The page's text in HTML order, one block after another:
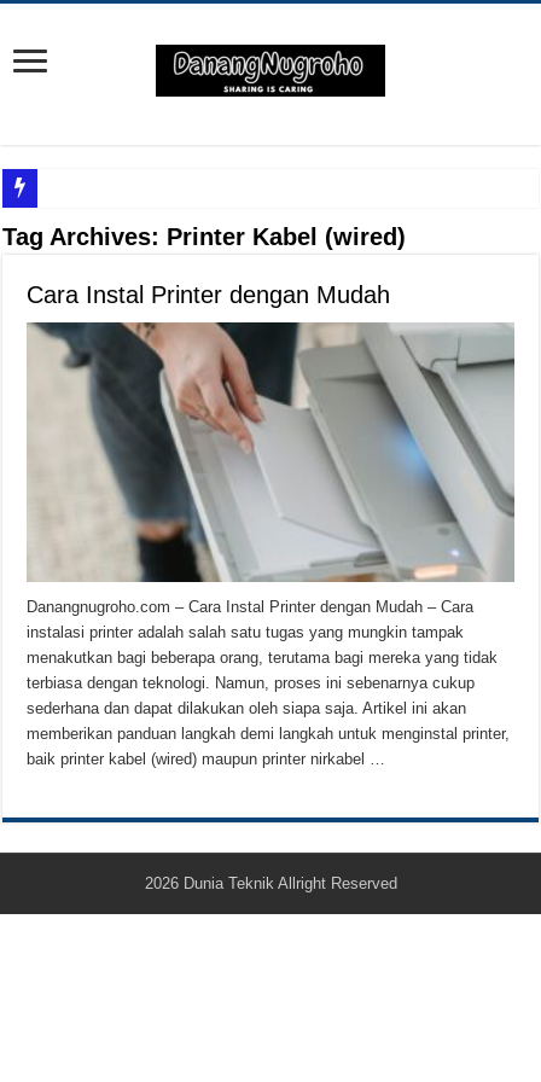
Yuk Cari Tahu Cara Memanfaatkan Teknologi Waze
Tips Memperbaiki Elektronik Speaker Sound yang Bunyi Kemresek
Penyebab Rem Susah Digerakin dan Cara Mengatasinya
Tutorial Memasang Kabel Listrik untuk Pengairan Tambak dengan Elektronik
Elektronik Canggih, Kulkas Inverter vs Non-Inverter
Tips Atasi Motor Bunyi Kletek-Kletek Tanpa Panik Undang Mekanik
Mekanik Pemula? Ini Cara Cerdas Memilih Oli Asli Biar Gak Ketipu
Mekanik Pemula Wajib Tahu Cara Jitu Atasi Rantai Motor Patah
Teknologi Bikin Bisnis Makanan Kamu Makin Cuan! Begini Cara Buka
Tag Archives: Printer Kabel (wired)
Cara Instal Printer dengan Mudah
Danangnugroho.com – Cara Instal Printer dengan Mudah – Cara
instalasi printer adalah salah satu tugas yang mungkin tampak
menakutkan bagi beberapa orang, terutama bagi mereka yang tidak
terbiasa dengan teknologi. Namun, proses ini sebenarnya cukup
sederhana dan dapat dilakukan oleh siapa saja. Artikel ini akan
memberikan panduan langkah demi langkah untuk menginstal printer,
baik printer kabel (wired) maupun printer nirkabel …
2026 Dunia Teknik Allright Reserved